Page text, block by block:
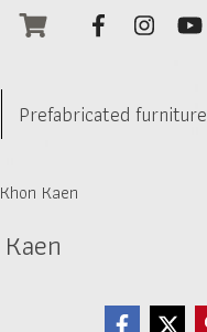
Prefabricated furniture
Kaen